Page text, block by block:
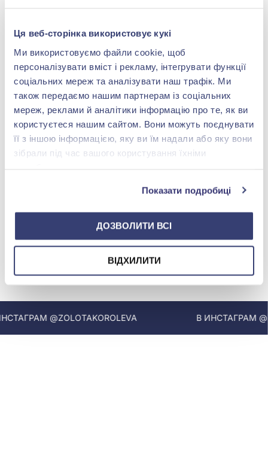
Ця веб-сторінка використовує кукі
Ми використовуємо файли cookie, щоб
персоналізувати вміст і рекламу, інтегрувати функції
соціальних мереж та аналізувати наш трафік. Ми
також передаємо нашим партнерам із соціальних
мереж, реклами й аналітики інформацію про те, як ви
користуєтеся нашим сайтом. Вони можуть поєднувати
її з іншою інформацією, яку ви їм надали або яку вони
зібрали під час вашого користування їхніми
Показати подробиці
ДОЗВОЛИТИ ВСІ
ВІДХИЛИТИ
Икона «Троица Святых»
из серебра 925°, арт.
Ікона Молитва водія Е
5 632,00 грн
Купить
МЫ В INSTAGRAM
@ZOLOTAKOROLEVA В ИНСТАГРАМ